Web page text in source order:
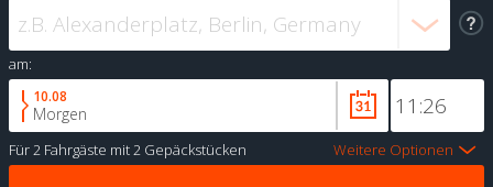
am:
10.08
Morgen
Für2 Fahrgäste mit2 Gepäckstücken Weitere Optionen